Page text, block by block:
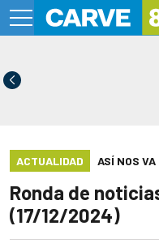
ACTUALIDAD ASÍ NOS VA
Ronda de
(17/12/2024)